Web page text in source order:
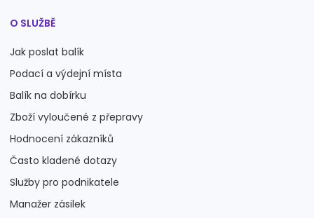
O SLUŽBĚ
Jak poslat balík
Podací a výdejní místa
Balík na dobírku
Zboží vyloučené z přepravy
Hodnocení zákazníků
Často kladené dotazy
Služby pro podnikatele
Manažer zásilek